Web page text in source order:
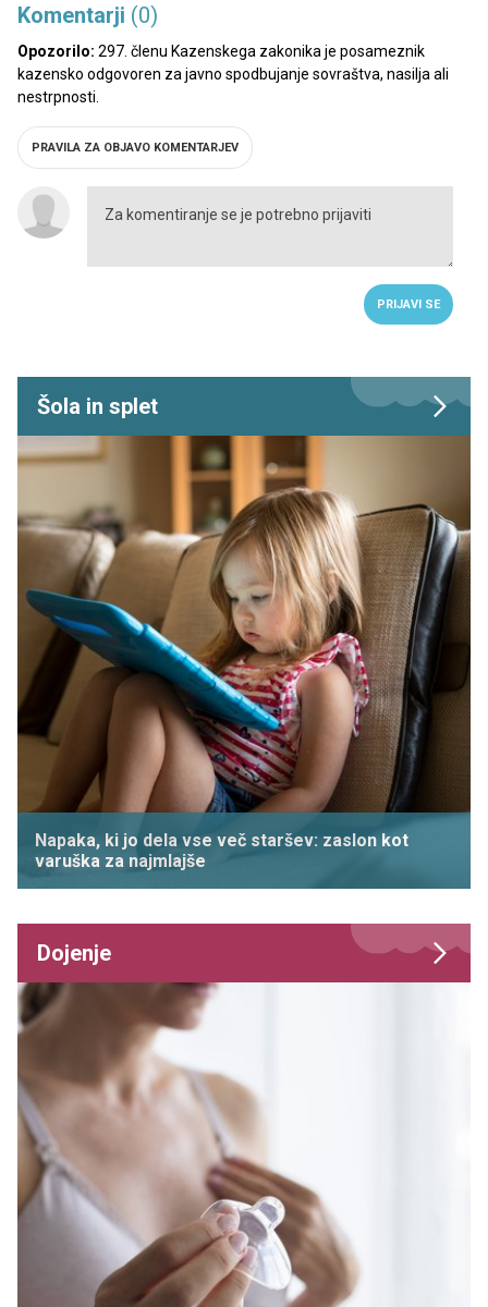
Komentarji (0)
Opozorilo: 297. členu Kazenskega zakonika je posameznik
kazensko odgovoren za javno spodbujanje sovraštva, nasilja ali
nestrpnosti.
PRAVILA ZA OBJAVO KOMENTARJEV
PRIJAVI SE
Šola in splet
Napaka, ki jo dela vse več staršev: zaslon kot
varuška za najmlajše
Dojenje